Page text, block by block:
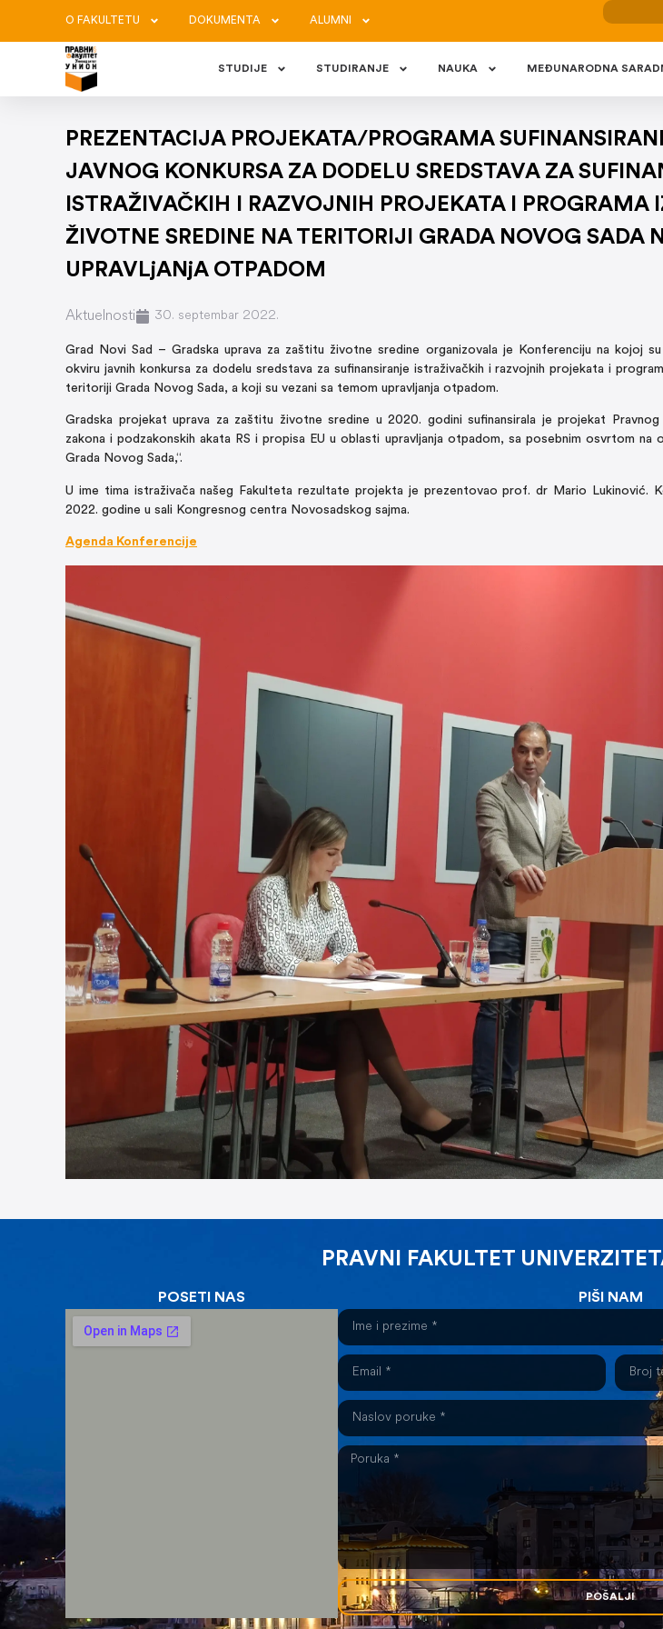
O FAKULTETU DOKUMENTA ALUMNI
STUDIJE STUDIRANJE NAUKA MEÐUNARODNA
PREZENTACIJA PROJEKATA/PROGRAMA
JAVNOG KONKURSA ZA DODELU SREDSTAVA ZA
ISTRAŽIVAČKIH I RAZVOJNIH PROJEKATA I PROGRAMA
ŽIVOTNE SREDINE NA TERITORIJI GRADA NOVOG SADA
UPRAVLjANjA OTPADOM
Aktuelnosti 30. septembar 2022.
Grad Novi Sad – Gradska uprava za zaštitu životne sredine organizovala je Konferenciju na kojoj
okviru javnih konkursa za dodelu sredstava za sufinansiranje istraživačkih i razvojnih projekata i
teritoriji Grada Novog Sada, a koji su vezani sa temom upravljanja otpadom.
Gradska projekat uprava za zaštitu životne sredine u 2020. godini sufinansirala je projekat Pravnog
zakona i podzakonskih akata RS i propisa EU u oblasti upravljanja otpadom, sa posebnim osvrtom na
Grada Novog Sada,“.
U ime tima istraživača našeg Fakulteta rezultate projekta je prezentovao prof. dr Mario Lukinović.
2022. godine u sali Kongresnog centra Novosadskog sajma.
Agenda Konferencije
PRAVNI FAKULTET
PIŠI NAM
POŠALJI
POSETI NAS